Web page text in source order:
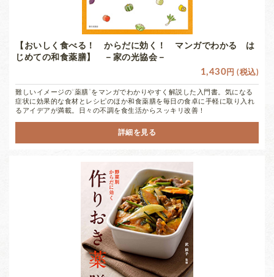
【おいしく食べる！ からだに効く！ マンガでわかる は
じめての和食薬膳】 －家の光協会－
1,430 円 (税込)
難しいイメージの“薬膳”をマンガでわかりやすく解説した入門書。気になる
症状に効果的な食材とレシピのほか和食薬膳を毎日の食卓に手軽に取り入れ
るアイデアが満載。日々の不調を食生活からスッキリ改善！
詳細を見る